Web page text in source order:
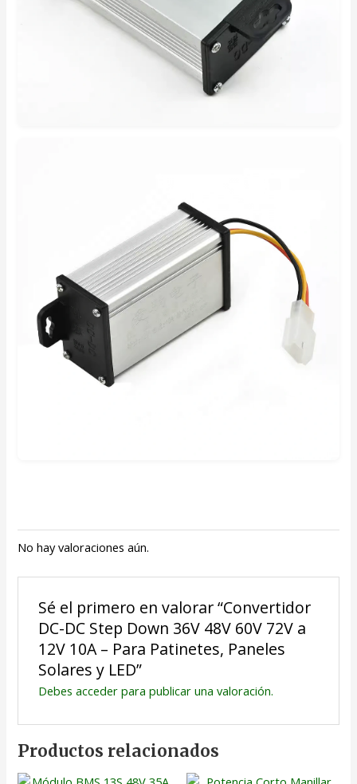
No hay valoraciones aún.
Sé el primero en valorar “Convertidor
DC-DC Step Down 36V 48V 60V 72V a
12V 10A – Para Patinetes, Paneles
Solares y LED”
Debes accederpara publicar una valoración.
Productos relacionados